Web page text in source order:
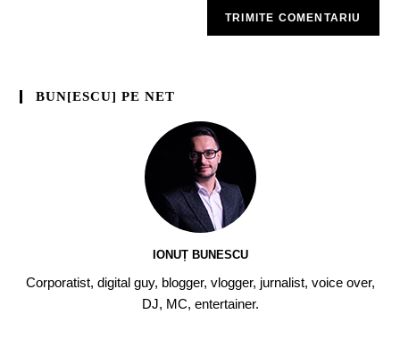
BUN[ESCU] PE NET
IONUȚ BUNESCU
Corporatist, digital guy, blogger, vlogger, jurnalist, voice over,
DJ, MC, entertainer.